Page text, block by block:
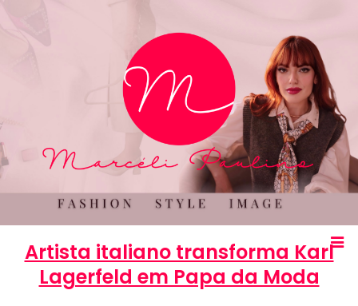
Artista italiano transforma Karl
Lagerfeld em Papa da Moda